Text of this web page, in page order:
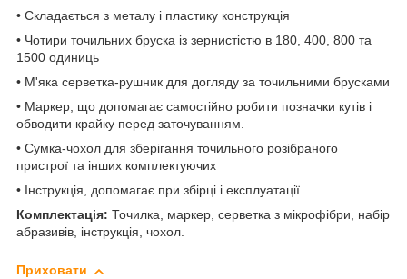
• Складається з металу і пластику конструкція
• Чотири точильних бруска із зернистістю в 180, 400, 800 та
1500 одиниць
• М'яка серветка-рушник для догляду за точильними брусками
• Маркер, що допомагає самостійно робити позначки кутів і
обводити крайку перед заточуванням.
• Сумка-чохол для зберігання точильного розібраного
пристрої та інших комплектуючих
• Інструкція, допомагає при збірці і експлуатації.
Комплектація: Точилка, маркер, серветка з мікрофібри, набір
абразивів, інструкція, чохол.
Приховати